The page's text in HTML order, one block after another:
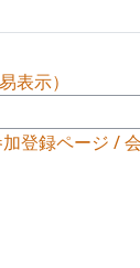
表示）
登録ページ /